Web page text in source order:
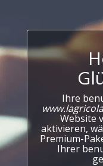
Ihre
Website
aktivieren,
Premium-
Ihrer